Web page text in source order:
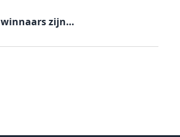
winnaars zijn…